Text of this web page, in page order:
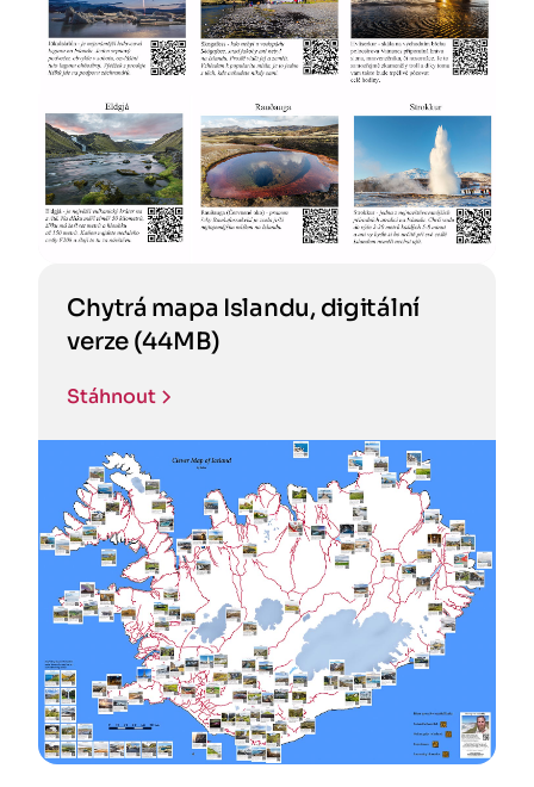
Chytrá mapa Islandu, digitální
verze (44MB)
Stáhnout